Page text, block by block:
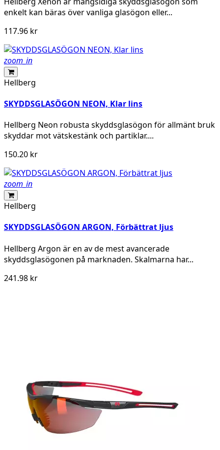
enkelt kan bäras över vanliga glasögon eller...
117.96 kr
zoom_in
Hellberg
SKYDDSGLASÖGON NEON, Klar lins
Hellberg Neon robusta skyddsglasögon för allmänt bruk
skyddar mot vätskestänk och partiklar....
150.20 kr
zoom_in
Hellberg
SKYDDSGLASÖGON ARGON, Förbättrat ljus
Hellberg Argon är en av de mest avancerade
skyddsglasögonen på marknaden. Skalmarna har...
241.98 kr